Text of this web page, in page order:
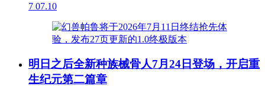
7 07.10
明日之后全新种族械骨人7月24日登场，开启重
生纪元第二篇章